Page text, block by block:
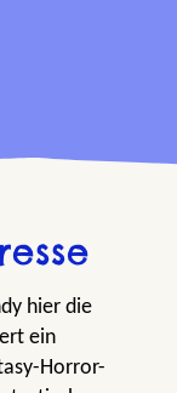
hier die
ein
Horror-